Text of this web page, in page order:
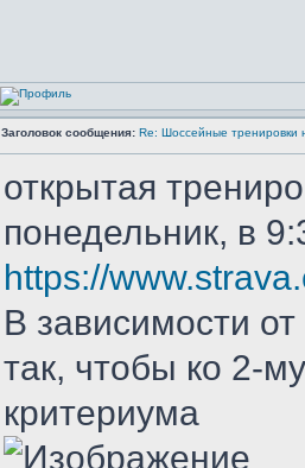
Заголовок сообщения: Re: Шоссейные тренировки
открытая
понедельник, в
https://
В зависимости
так, чтобы ко 2-
критериума